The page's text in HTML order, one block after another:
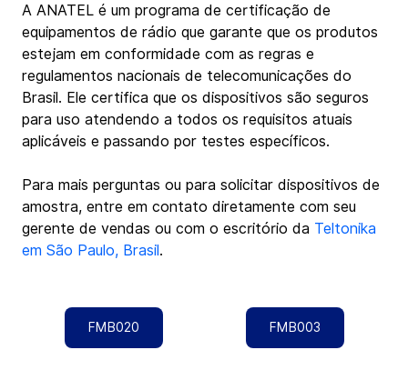
A ANATEL é um programa de certificação de
equipamentos de rádio que garante que os produtos
estejam em conformidade com as regras e
regulamentos nacionais de telecomunicações do
Brasil. Ele certifica que os dispositivos são seguros
para uso atendendo a todos os requisitos atuais
aplicáveis e passando por testes específicos.
Para mais perguntas ou para solicitar dispositivos de
amostra, entre em contato diretamente com seu
gerente de vendas ou com o escritório da Teltonika
em São Paulo, Brasil.
FMB020 FMB003